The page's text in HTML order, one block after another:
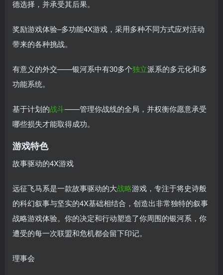
德选择，并承受其后果。
奖励游戏体验–多功能4X游戏，采用多种不同方式应对活动
带来的各种挑战。
有意义的外交——银河系中有30多个独立派系的多元化和多
功能系统。
基于计划的战斗——管理你战线的全局，并权衡你愿意承受
哪些损失才能取得成功。
游戏特色
故事驱动的4X游戏
远征飞马系是一款故事驱动的大战略游戏，专注于将史诗般
的科幻叙事与坚实的4X基础相结合，创造出非常独特的叙事
战略游戏体验。你的决定和行动塑造了你周围的银河系，你
遭受的每一次联盟和危机都会留下印记。
理事会